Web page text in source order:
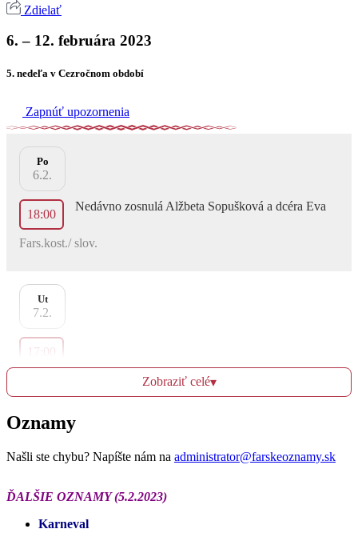
Zdielať
6. – 12. februára 2023
5. nedeľa v Cezročnom období
Zapnúť upozornenia
Po
6.2.
18:00
Nedávno zosnulá Alžbeta Sopušková a dcéra Eva
Fars.kost./ slov.
Ut
7.2.
17:00
18:00
Kostol sv.Jozefa / slov.
St
8.2.
Zobraziť celé▾
Oznamy
Našli ste chybu? Napíšte nám na administrator@farskeoznamy.sk
ĎALŠIE OZNAMY (5.2.2023)
Karneval